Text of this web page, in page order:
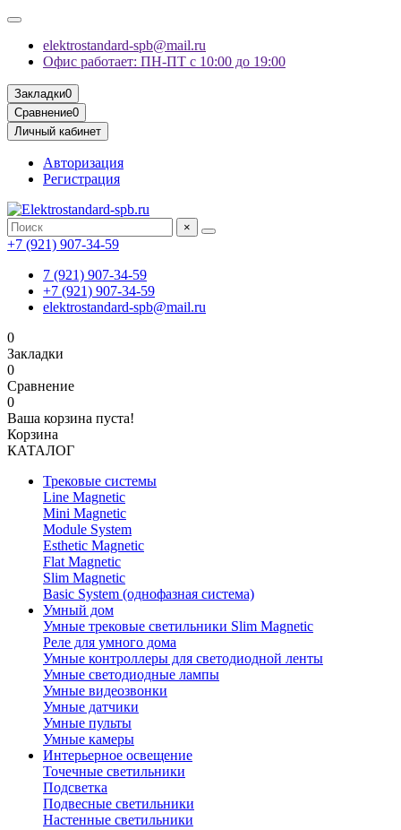
elektrostandard-spb@mail.ru
Офис работает: ПН-ПТ с 10:00 до 19:00
Закладки0
Сравнение0
Личный кабинет
Авторизация
Регистрация
×
+7 (921) 907-34-59
7 (921) 907-34-59
+7 (921) 907-34-59
elektrostandard-spb@mail.ru
0
Закладки
0
Сравнение
0
Ваша корзина пуста!
Корзина
КАТАЛОГ
Трековые системы
Line Magnetic
Mini Magnetic
Module System
Esthetic Magnetic
Flat Magnetic
Slim Magnetic
Basic System (однофазная система)
Умный дом
Умные трековые светильники Slim Magnetic
Реле для умного дома
Умные контроллеры для светодиодной ленты
Умные светодиодные лампы
Умные видеозвонки
Умные датчики
Умные пульты
Умные камеры
Интерьерное освещение
Точечные светильники
Подсветка
Подвесные светильники
Настенные светильники